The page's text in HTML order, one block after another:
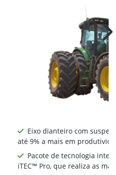
Eixo dianteiro com
até 9% a mais em
Pacote de tecnologia
iTEC™ Pro, que realiza as